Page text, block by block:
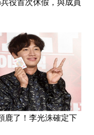
鹿了！李光洙確定下